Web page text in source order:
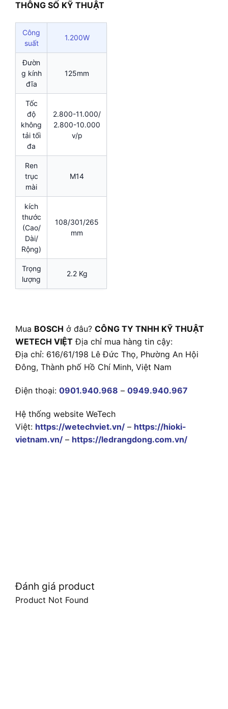
THÔNG SỐ KỸ THUẬT
Công
suất
1.200W
Đườn
g kính
đĩa
125mm
Tốc
độ
không
tải tối
đa
2.800-11.000/
2.800-10.000
v/p
Ren
trục
mài
M14
kích
thước
(Cao/
Dài/
Rộng)
108/301/265
mm
Trọng
lượng
2.2 Kg
Mua BOSCH ở đâu? CÔNG TY TNHH KỸ THUẬT
WETECH VIỆT Địa chỉ mua hàng tin cậy:
Địa chỉ: 616/61/198 Lê Đức Thọ, Phường An Hội
Đông, Thành phố Hồ Chí Minh, Việt Nam
Điện thoại: 0901.940.968 – 0949.940.967
Hệ thống website WeTech
Việt: https://wetechviet.vn/ – https://hioki-
vietnam.vn/ – https://ledrangdong.com.vn/
Đánh giá product
Product Not Found